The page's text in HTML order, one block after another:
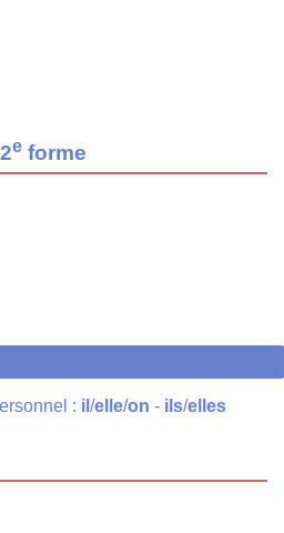
e forme
: il /elle/on - ils/elles